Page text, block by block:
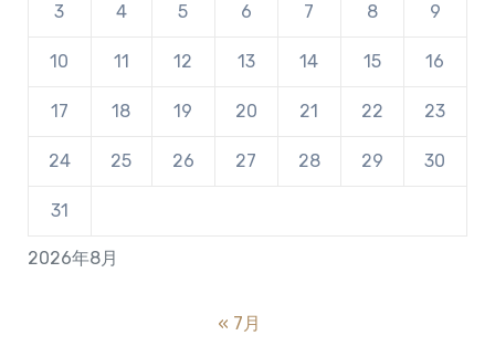
2026年8月
3 4 5 6 7 8 9
10 11 12 13 14 15 16
17 18 19 20 21 22 23
24 25 26 27 28 29 30
31
« 7月